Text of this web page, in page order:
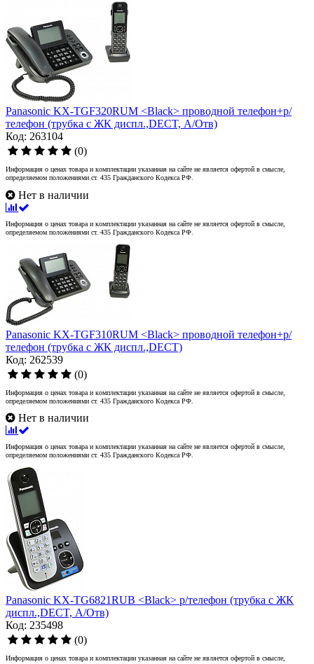
Panasonic KX-TGF320RUM <Black> проводной телефон+р/
телефон (трубка с ЖК диспл.,DECT, А/Отв)
Код: 263104
(0)
Информация о ценах товара и комплектации указанная на сайте не является офертой в смысле,
определяемом положениями ст. 435 Гражданского Кодекса РФ.
Нет в наличии
Информация о ценах товара и комплектации указанная на сайте не является офертой в смысле,
определяемом положениями ст. 435 Гражданского Кодекса РФ.
Panasonic KX-TGF310RUM <Black> проводной телефон+р/
телефон (трубка с ЖК диспл.,DECT)
Код: 262539
(0)
Информация о ценах товара и комплектации указанная на сайте не является офертой в смысле,
определяемом положениями ст. 435 Гражданского Кодекса РФ.
Нет в наличии
Информация о ценах товара и комплектации указанная на сайте не является офертой в смысле,
определяемом положениями ст. 435 Гражданского Кодекса РФ.
Panasonic KX-TG6821RUB <Black> р/телефон (трубка с ЖК
диспл.,DECT, А/Отв)
Код: 235498
(0)
Информация о ценах товара и комплектации указанная на сайте не является офертой в смысле,